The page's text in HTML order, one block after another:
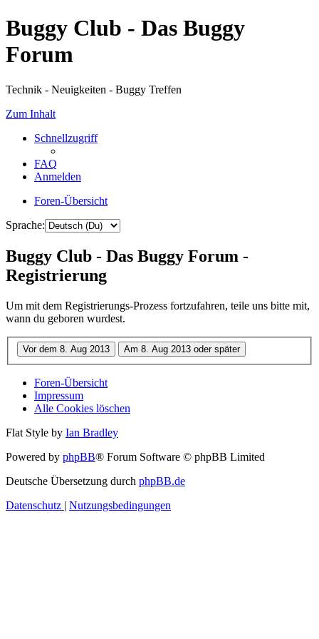
Buggy Club - Das Buggy
Forum
Technik - Neuigkeiten - Buggy Treffen
Zum Inhalt
Schnellzugriff
FAQ
Anmelden
Foren-Übersicht
Sprache:
Buggy Club - Das Buggy Forum -
Registrierung
Um mit dem Registrierungs-Prozess fortzufahren, teile uns bitte mit,
wann du geboren wurdest.
Foren-Übersicht
Impressum
Alle Cookies löschen
Flat Style by Ian Bradley
Powered by phpBB® Forum Software © phpBB Limited
Deutsche Übersetzung durch phpBB.de
Datenschutz | Nutzungsbedingungen